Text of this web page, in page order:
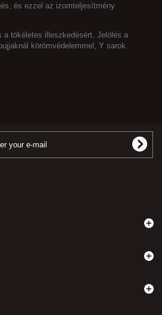
és ezzel az izomteljesítmény
a tökéletes illeszkedésért. Jelölés a
körömvédelemmel, Y sarok